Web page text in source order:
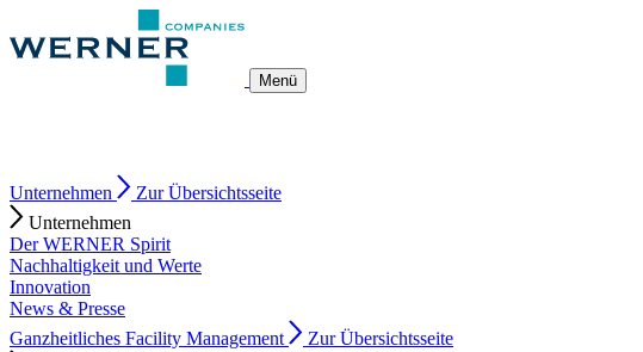
to
content
Menü
Unternehmen
Zur Übersichtsseite
Unternehmen
Der WERNER Spirit
Nachhaltigkeit und Werte
Innovation
News & Presse
Ganzheitliches Facility Management
Zur Übersichtsseite